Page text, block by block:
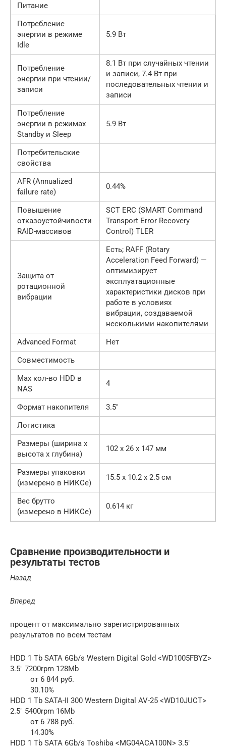
Питание
Потребление
энергии в режиме
Idle
5.9 Вт
Потребление
энергии при чтении/
записи
8.1 Вт при случайных чтении
и записи, 7.4 Вт при
последовательных чтении и
записи
Потребление
энергии в режимах
Standby и Sleep
5.9 Вт
Потребительские
свойства
AFR (Annualized
failure rate)
0.44%
Повышение
отказоустойчивости
RAID-массивов
SCT ERC (SMART Command
Transport Error Recovery
Control) TLER
Защита от
ротационной
вибрации
Есть; RAFF (Rotary
Acceleration Feed Forward) —
оптимизирует
эксплуатационные
характеристики дисков при
работе в условиях
вибрации, создаваемой
несколькими накопителями
Advanced Format
Нет
Совместимость
Max кол-во HDD в
NAS
4
Формат накопителя
3.5″
Логистика
Размеры (ширина x
высота x глубина)
102 x 26 x 147 мм
Размеры упаковки
(измерено в НИКСе)
15.5 x 10.2 x 2.5 см
Вес брутто
(измерено в НИКСе)
0.614 кг
Сравнение производительности и
результаты тестов
Назад
Вперед
процент от максимально зарегистрированных
результатов по всем тестам
HDD 1 Tb SATA 6Gb/s Western Digital Gold <WD1005FBYZ>
3.5″ 7200rpm 128Mb
от 6 844 руб.
30.10%
HDD 1 Tb SATA-II 300 Western Digital AV-25 <WD10JUCT>
2.5″ 5400rpm 16Mb
от 6 788 руб.
14.30%
HDD 1 Tb SATA 6Gb/s Toshiba <MG04ACA100N> 3.5″